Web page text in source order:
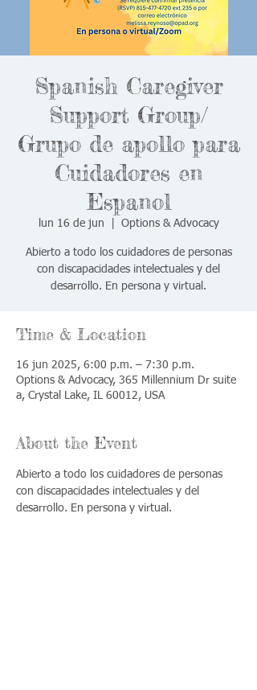
Spanish Caregiver
Support Group/
Grupo de apollo para
Cuidadores en
Espanol
lun 16 de jun Options & Advocacy
Abierto a todo los cuidadores de personas
con discapacidades intelectuales y del
desarrollo. En persona y virtual.
Time & Location
16 jun 2025, 6:00 p.m. – 7:30 p.m.
Options & Advocacy, 365 Millennium Dr suite
a, Crystal Lake, IL 60012, USA
About the Event
Abierto a todo los cuidadores de personas
con discapacidades intelectuales y del
desarrollo. En persona y virtual.